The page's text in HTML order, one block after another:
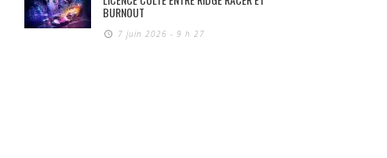
BURNOUT
7 juin 2026 - 9 h 27